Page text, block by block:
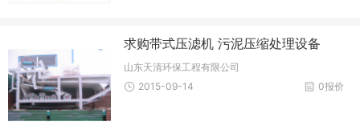
求购带式压滤机 污泥压缩处理设备
山东天清环保工程有限公司
0报价
2015-09-14